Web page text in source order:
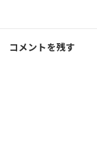
コメントを残す